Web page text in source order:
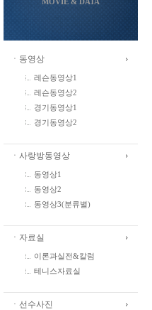
MOVIE & DATA
ㆍ동영상
레슨동영상1
레슨동영상2
경기동영상1
경기동영상2
ㆍ사랑방동영상
동영상1
동영상2
동영상3(분류별)
ㆍ자료실
이론과실전&칼럼
테니스자료실
ㆍ선수사진